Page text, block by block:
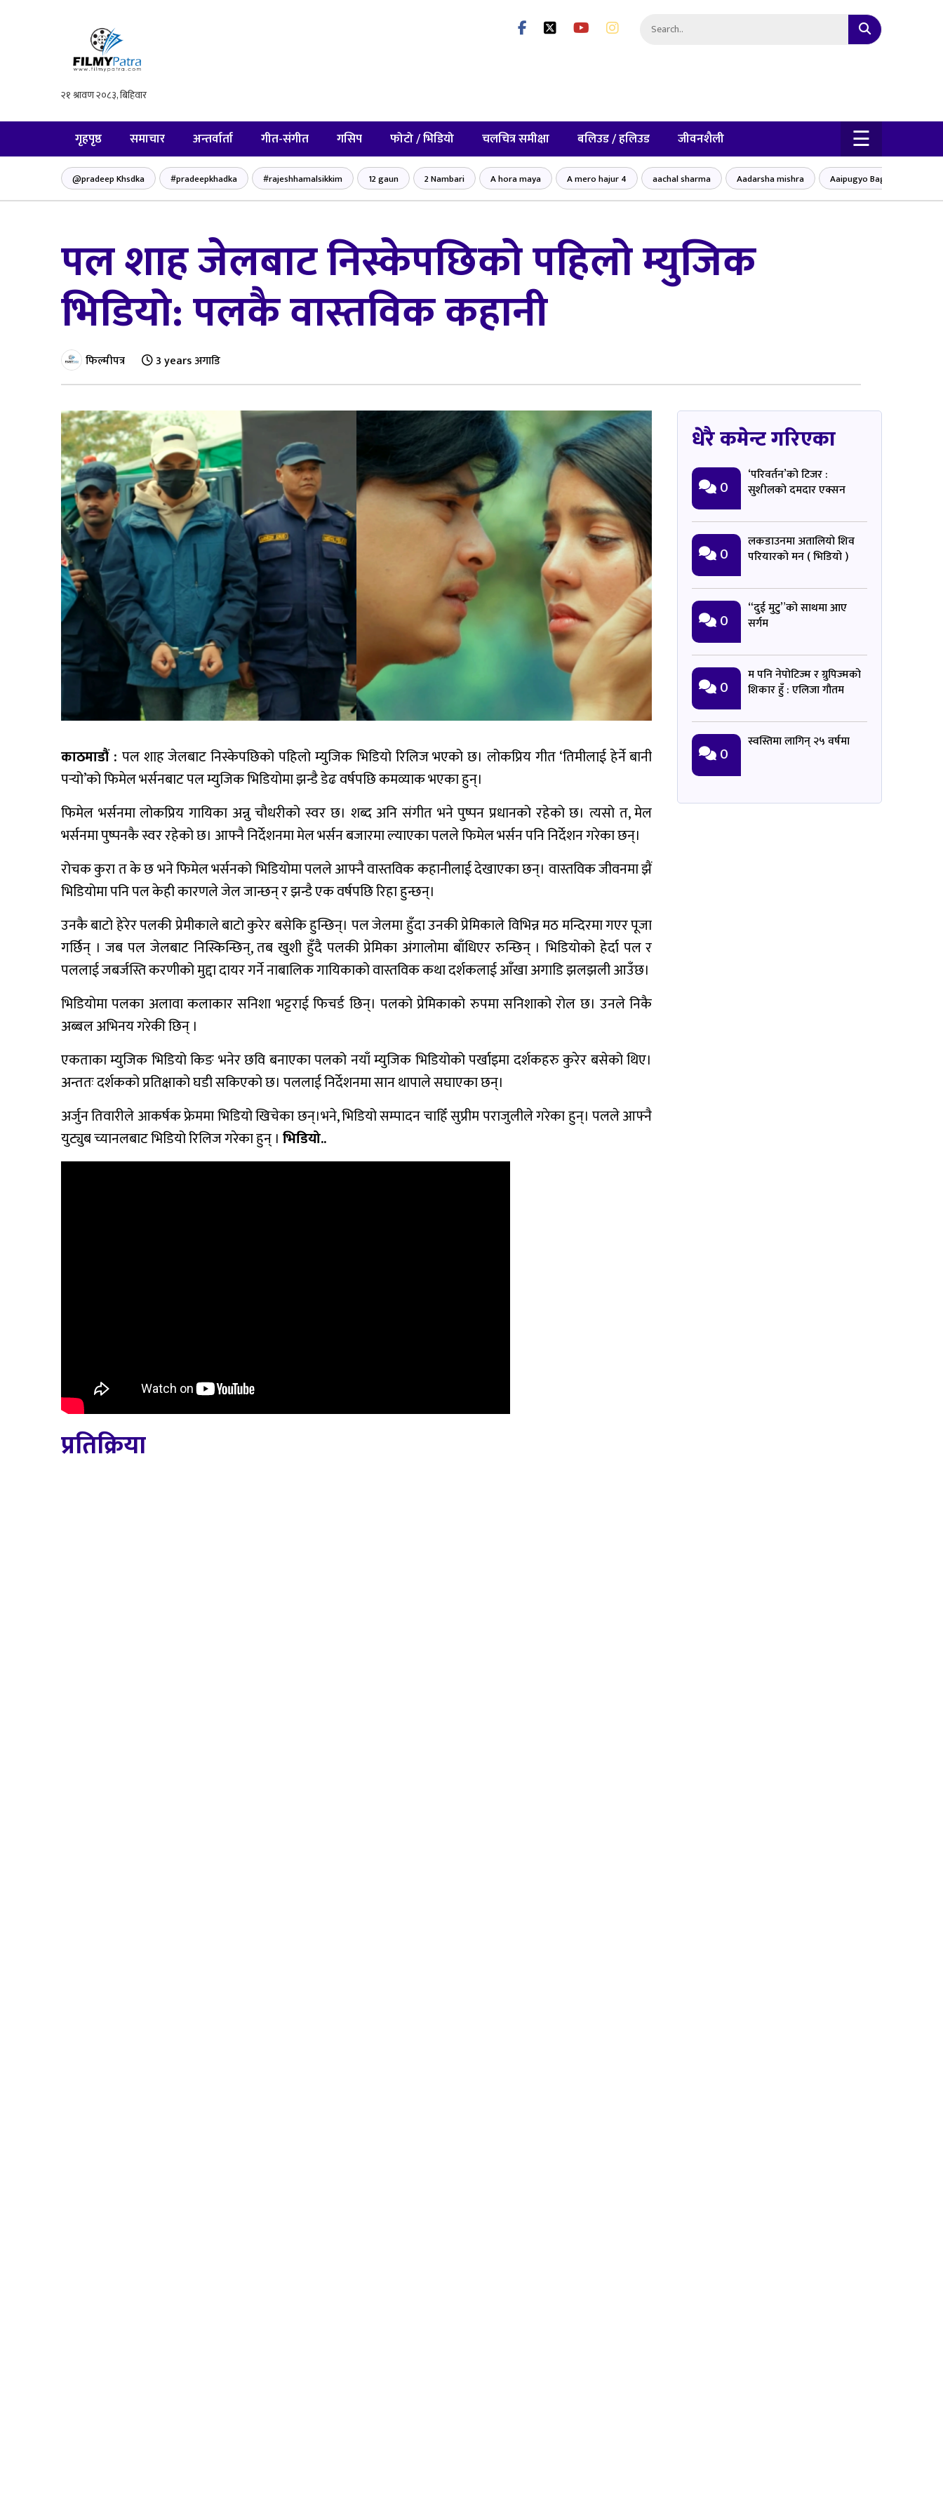
☰
गृहपृष्ठ समाचार अन्तर्वार्ता गीत-संगीत गसिप फोटो / भिडियो चलचित्र समीक्षा बलिउड / हलिउड जीवनशैली
@pradeep Khsdka #pradeepkhadka #rajeshhamalsikkim 12 gaun 2 Nambari A hora maya A mero hajur 4 aachal sharma Aadarsha mishra Aaipugyo Baglung bajar
पल शाह जेलबाट निस्केपछिको पहिलो म्युजिक
भिडियो: पलकै वास्तविक कहानी
फिल्मीपत्र 3 years अगाडि
काठमाडौं : पल शाह जेलबाट निस्केपछिको पहिलो म्युजिक भिडियो रिलिज भएको छ। लोकप्रिय गीत ‘तिमीलाई हेर्ने बानी
पर्‍यो’को फिमेल भर्सनबाट पल म्युजिक भिडियोमा झन्डै डेढ वर्षपछि कमव्याक भएका हुन्।
फिमेल भर्सनमा लोकप्रिय गायिका अन्नु चौधरीको स्वर छ। शब्द अनि संगीत भने पुष्पन प्रधानको रहेको छ। त्यसो त, मेल
भर्सनमा पुष्पनकै स्वर रहेको छ। आफ्नै निर्देशनमा मेल भर्सन बजारमा ल्याएका पलले फिमेल भर्सन पनि निर्देशन गरेका छन्।
रोचक कुरा त के छ भने फिमेल भर्सनको भिडियोमा पलले आफ्नै वास्तविक कहानीलाई देखाएका छन्। वास्तविक जीवनमा झैं
भिडियोमा पनि पल केही कारणले जेल जान्छन् र झन्डै एक वर्षपछि रिहा हुन्छन्।
उनकै बाटो हेरेर पलकी प्रेमीकाले बाटो कुरेर बसेकि हुन्छिन्। पल जेलमा हुँदा उनकी प्रेमिकाले विभिन्न मठ मन्दिरमा गएर पूजा
गर्छिन् । जब पल जेलबाट निस्किन्छिन्, तब खुशी हुँदै पलकी प्रेमिका अंगालोमा बाँधिएर रुन्छिन् । भिडियोको हेर्दा पल र
पललाई जबर्जस्ति करणीको मुद्दा दायर गर्ने नाबालिक गायिकाको वास्तविक कथा दर्शकलाई आँखा अगाडि झलझली आउँछ।
भिडियोमा पलका अलावा कलाकार सनिशा भट्टराई फिचर्ड छिन्। पलको प्रेमिकाको रुपमा सनिशाको रोल छ। उनले निकै
अब्बल अभिनय गरेकी छिन् ।
एकताका म्युजिक भिडियो किङ भनेर छवि बनाएका पलको नयाँ म्युजिक भिडियोको पर्खाइमा दर्शकहरु कुरेर बसेको थिए।
अन्ततः दर्शकको प्रतिक्षाको घडी सकिएको छ। पललाई निर्देशनमा सान थापाले सघाएका छन्।
अर्जुन तिवारीले आकर्षक फ्रेममा भिडियो खिचेका छन्।भने, भिडियो सम्पादन चाहिँ सुप्रीम पराजुलीले गरेका हुन्। पलले आफ्नै
युट्युब च्यानलबाट भिडियो रिलिज गरेका हुन् । भिडियो..
प्रतिक्रिया
धेरै कमेन्ट गरिएका
0
‘परिवर्तन’को टिजर :
सुशीलको दमदार एक्सन
0
लकडाउनमा अतालियो शिव
परियारको मन ( भिडियो )
0
“दुई मुटु”को साथमा आए
सर्गम
0
म पनि नेपोटिज्म र ग्रुपिज्मको
शिकार हुँ : एलिजा गौतम
0
स्वस्तिमा लागिन् २५ वर्षमा